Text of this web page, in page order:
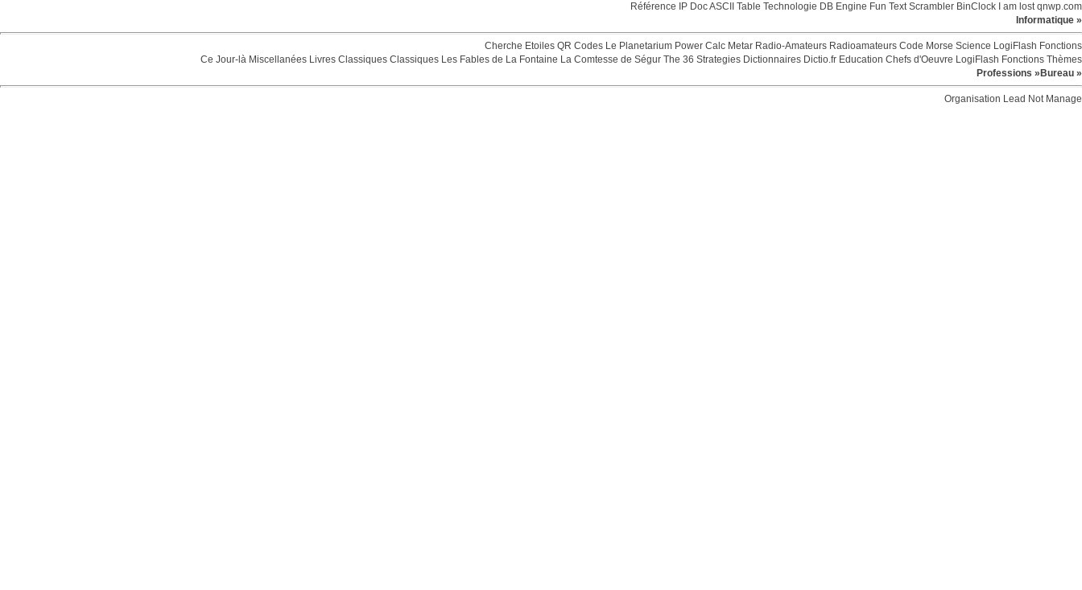
Référence IP DocASCII Table Technologie DB Engine Fun Text Scrambler BinClock I am lostqnwp.com
Informatique »
Cherche Etoiles QR Codes Le Planetarium Power Calc Metar Radio-Amateurs Radioamateurs Code Morse Science LogiFlash Fonctions
Ce Jour-là Miscellanées Livres Classiques Classiques Les Fables de La Fontaine La Comtesse de Ségur The 36 Strategies Dictionnaires Dictio.fr Education Chefs d'Oeuvre LogiFlash Fonctions Thèmes
Professions » Bureau »
Organisation Lead Not Manage